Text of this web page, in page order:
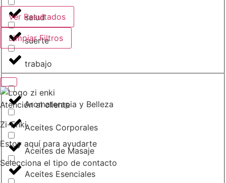
Aromaterapia y Belleza
Aceites Corporales
Aceites de Masaje
Aceites Esenciales
salud
suerte
trabajo
Ver Resultados
Limpiar Filtros
Atención al cliente
Zi-Enki
Estoy aquí para ayudarte
Selecciona el tipo de contacto